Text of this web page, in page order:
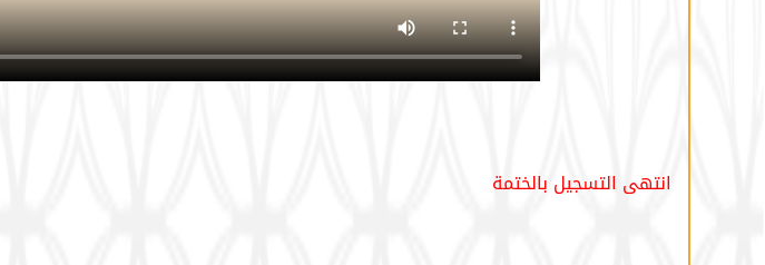
انتهى التسجيل بالختمة